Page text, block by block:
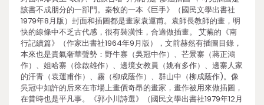
該書不成朋分的一部門。秦牧的一本《巨手》（國民文學出書社
1979年8月版）封面和插圖都是畫家袁運甫。袁師長教師的畫，明
快的線條中不乏古代感，很有裝潢性，合適做插畫。 艾蕪的《南
行記續篇》（作家出書社1964年9月版），文前赫然有插圖目錄，
本來也是貴氣奢華聲勢：野牛寨（吳冠中作）、芒景寨（蔣正鴻
作）、姐哈寨（徐啟雄作）、邊境女教員（姚有多作）、邊寨人家
的汗青（袁運甫作）、霧（柳成蔭作）、群山中（柳成蔭作)。像
吳冠中如許的后來在市場上畫價奇昂的畫家，畫作被用來做插圖，
在昔時也是平凡事。《郭小川詩選》（國民文學出書社1979年12月